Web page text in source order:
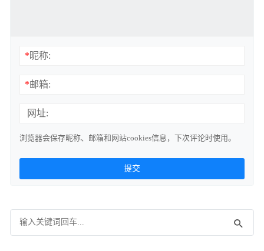
*昵称:
*邮箱:
网址:
浏览器会保存昵称、邮箱和网站cookies信息，下次评论时使用。